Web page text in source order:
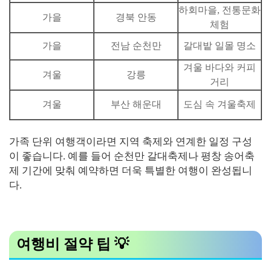
가을 경북 안동
하회마을, 전통문화
체험
가을 전남 순천만 갈대밭 일몰 명소
겨울 강릉
겨울 바다와 커피
거리
겨울 부산 해운대 도심 속 겨울축제
가족 단위 여행객이라면 지역 축제와 연계한 일정 구성
이 좋습니다. 예를 들어 순천만 갈대축제나 평창 송어축
제 기간에 맞춰 예약하면 더욱 특별한 여행이 완성됩니
다.
여행비 절약 팁 💡